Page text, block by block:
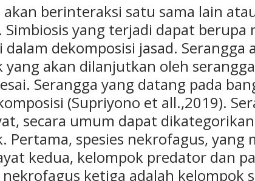
akan berinteraksi satu sama lain
Simbiosis yang terjadi dapat
dalam dekomposisi jasad. Serangga
yang akan dilanjutkan oleh
Serangga yang datang pada
(Supriyono et all.,2019).
secara umum dapat
Pertama, spesies nekrofagus, yang
kedua, kelompok predator dan
ketiga adalah kelompok